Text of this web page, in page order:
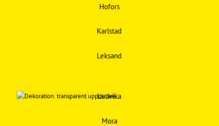
Hofors
Karlstad
Leksand
Ludvika
Mora